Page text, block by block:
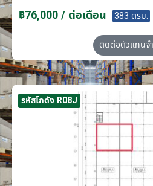
฿76,000 / ต่อเดือน 383 ตรม.
ติดต่อตัวแทนจ
รหัสโกดัง R08J